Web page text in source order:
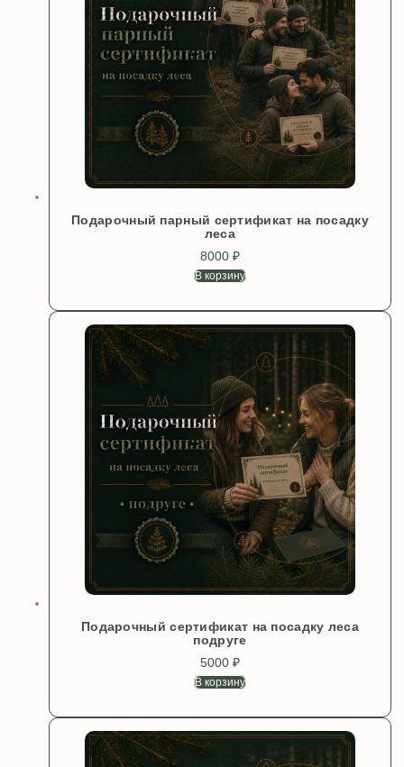
Подарочный парный сертификат на посадку
леса
8000 ₽
В корзину
Подарочный сертификат на посадку леса
подруге
5000 ₽
В корзину